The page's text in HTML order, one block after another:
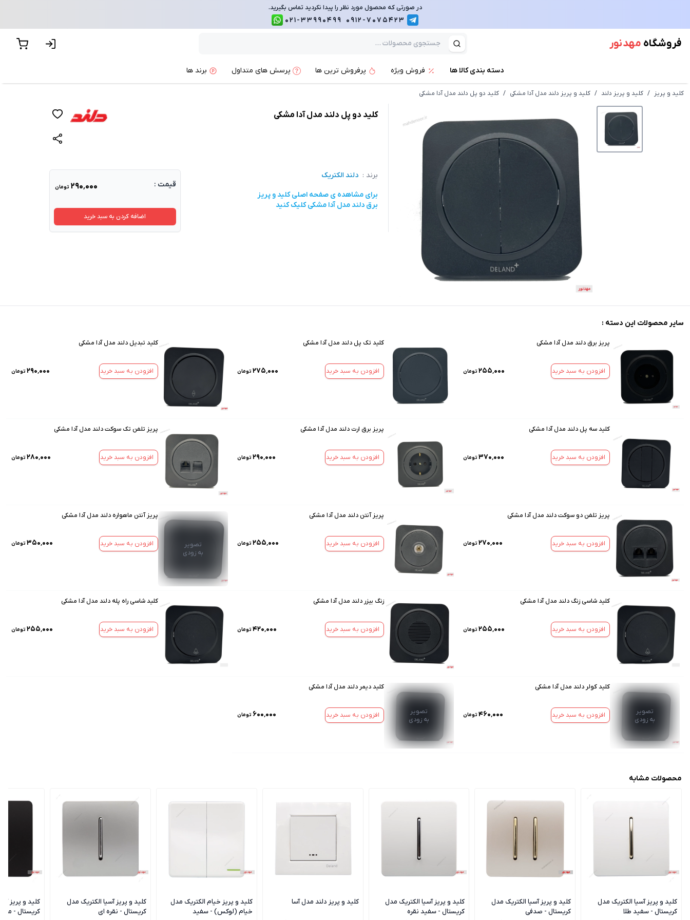
در صورتی که محصول مورد نظر را پیدا نکردید تماس بگیرید.
0912-7075423
021-33990499
فروشگاه مهد نور
دسته بندی کالا ها فروش ویژه پرفروش ترین ها پرسش های متداول برند ها
کلید و پریز / کلید و پریز دلند / کلید و پریز دلند مدل آدا مشکی / کلید دو پل دلند مدل آدا مشکی
کلید دو پل دلند مدل آدا مشکی
قیمت : ۲۹۰٬۰۰۰ تومان
اضافه کردن به سبد خرید
برند : دلند الکتریک
برای مشاهده ی صفحه اصلیکلید و پریز
برق دلند مدل آدا مشکیکلیک کنید
سایر محصولات این دسته :
پریز برق دلند مدل آدا مشکی
افزودن به سبد خرید ۲۵۵٬۰۰۰ تومان
کلید تک پل دلند مدل آدا مشکی
افزودن به سبد خرید ۲۷۵٬۰۰۰ تومان
کلید تبدیل دلند مدل آدا مشکی
افزودن به سبد خرید ۲۹۰٬۰۰۰ تومان
کلید سه پل دلند مدل آدا مشکی
افزودن به سبد خرید ۳۷۰٬۰۰۰ تومان
پریز برق ارت دلند مدل آدا مشکی
افزودن به سبد خرید ۲۹۰٬۰۰۰ تومان
پریز تلفن تک سوکت دلند مدل آدا مشکی
افزودن به سبد خرید ۲۸۰٬۰۰۰ تومان
پریز تلفن دو سوکت دلند مدل آدا مشکی
افزودن به سبد خرید ۲۷۰٬۰۰۰ تومان
پریز آنتن دلند مدل آدا مشکی
افزودن به سبد خرید ۲۵۵٬۰۰۰ تومان
تصویر
به زودی
پریز آنتن ماهواره دلند مدل آدا مشکی
افزودن به سبد خرید ۳۵۰٬۰۰۰ تومان
کلید شاسی زنگ دلند مدل آدا مشکی
افزودن به سبد خرید ۲۵۵٬۰۰۰ تومان
زنگ بیزر دلند مدل آدا مشکی
افزودن به سبد خرید ۴۲۰٬۰۰۰ تومان
کلید شاسی راه پله دلند مدل آدا مشکی
افزودن به سبد خرید ۲۵۵٬۰۰۰ تومان
تصویر
به زودی
کلید کولر دلند مدل آدا مشکی
افزودن به سبد خرید ۴۶۰٬۰۰۰ تومان
تصویر
به زودی
کلید دیمر دلند مدل آدا مشکی
افزودن به سبد خرید ۶۰۰٬۰۰۰ تومان
محصولات مشابه
کلید و پریز آسیا الکتریک مدل
کریستال - سفید طلا
کلید و پریز آسیا الکتریک مدل
کریستال - صدفی
کلید و پریز آسیا الکتریک مدل
کریستال - سفید نقره
کلید و پریز دلند مدل آسا
کلید و پریز خیام الکتریک مدل
خیام (لوکس) - سفید
کلید و پریز آسیا الکتریک مدل
کریستال - نقره ای
کلید و پریز
کریستال -